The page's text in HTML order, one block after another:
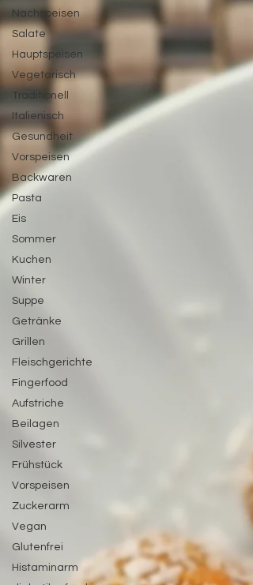
Nachspeisen
Salate
Hauptspeisen
Vegetarisch
Traditionell
Italienisch
Gesundheit
Vorspeisen
Backwaren
Pasta
Eis
Sommer
Kuchen
Winter
Suppe
Getränke
Grillen
Fleischgerichte
Fingerfood
Aufstriche
Beilagen
Silvester
Frühstück
Vorspeisen
Zuckerarm
Vegan
Glutenfrei
Histaminarm